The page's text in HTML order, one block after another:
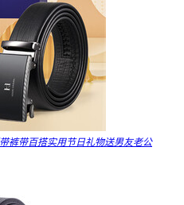
裤带百搭实用节日礼物送男友老公